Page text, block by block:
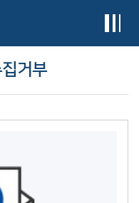
거부